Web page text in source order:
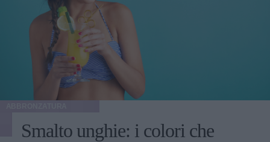
Smalto unghie: i colori che